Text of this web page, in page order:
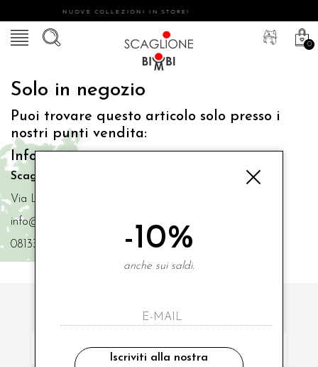
NUOVE COLLEZIONI IN STORE!
0
Solo in negozio
Puoi trovare questo articolo solo presso i
nostri punti vendita:
Info contatti
Scaglione Bimbi di Iacono Maria Angela
Via Luigi Mazzella,73 80077 Ischia
info@scaglionebimbi.com
0813331162
ISCRIVITI ALLA NOSTRA NEWSLETTER
-10%
anche sui saldi.
Iscriviti alla nostra